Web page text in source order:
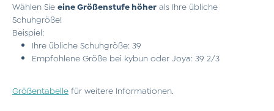
Wählen Sie eine Größenstufe höher als Ihre übliche
Schuhgröße!
Beispiel:
Ihre übliche Schuhgröße: 39
Empfohlene Größe bei kybun oder Joya: 39 2/3
Größentabelle für weitere Informationen.